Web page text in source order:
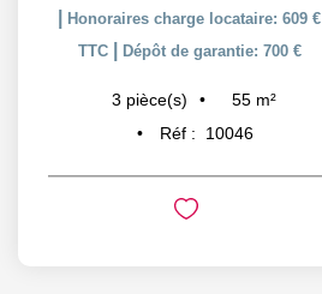
Honoraires charge locataire: 609 €
TTC
Dépôt de garantie: 700 €
3 pièce(s) 55 m²
Réf :
10046